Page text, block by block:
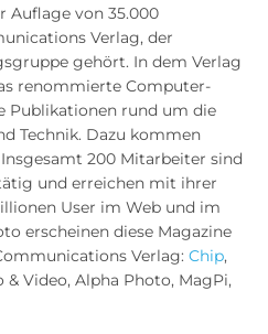
Auflage von 35.000
Verlag, der
gehört. In dem Verlag
renommierte Computer-
Publikationen rund um die
Technik. Dazu kommen
200 Mitarbeiter sind
und erreichen mit ihrer
User im Web und im
erscheinen diese Magazine
Verlag: Chip,
Video, Alpha Photo, MagPi,